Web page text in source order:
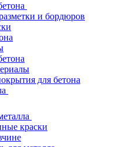
и бордюров
для бетона
краски